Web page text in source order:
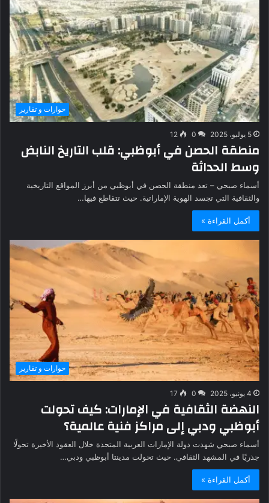
حوارات و تقارير
5 يوليو، 2025 0
12
منطقة الحصن في أبوظبي: قلب التاريخ النابض
وسط الحداثة
أسماء صبحي – تعد منطقة الحصن في أبوظبي من أبرز المواقع التاريخية
والثقافية التي تجسد الهوية الإماراتية. حيث تتقاطع فيها…
أكمل القراءة »
حوارات و تقارير
4 يونيو، 2025 0
17
النهضة الثقافية في الإمارات: كيف تحولت
أبوظبي ودبي إلى مراكز فنية عالمية؟
أسماء صبحي شهدت دولة الإمارات العربية المتحدة خلال العقود الأخيرة تحولًا
جذريًا في المشهد الثقافي. حيث تحولت مدينتا أبوظبي ودبي…
أكمل القراءة »